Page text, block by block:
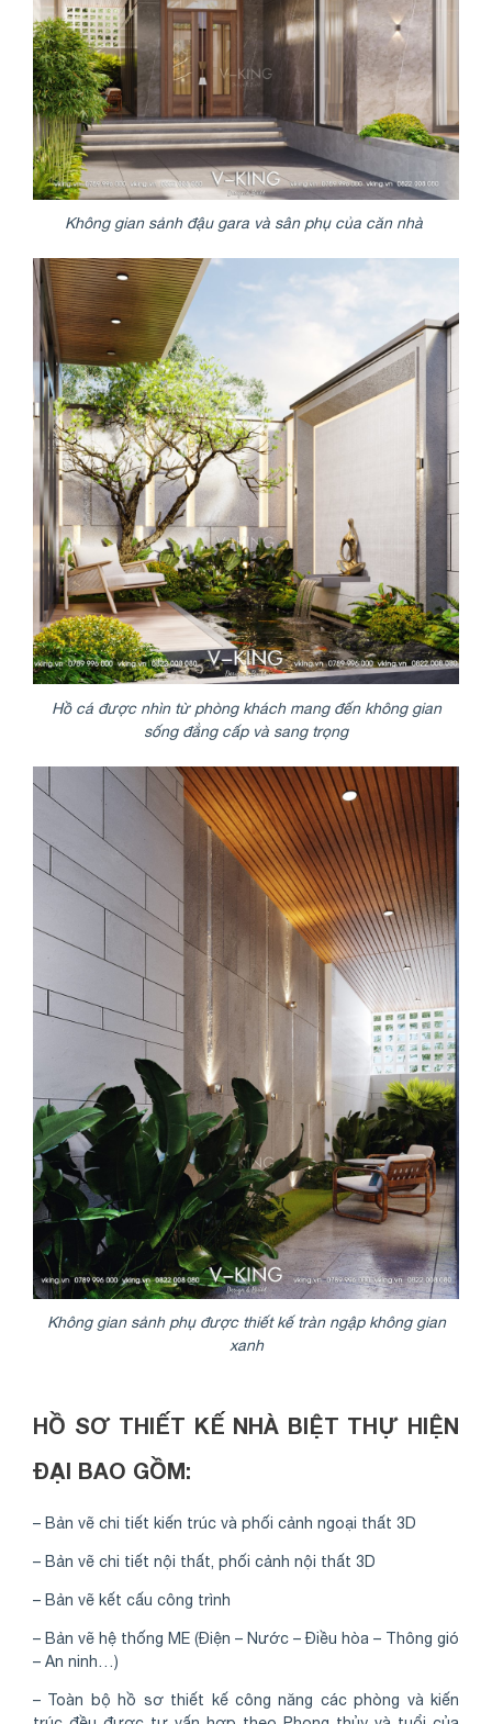
Không gian sảnh đậu gara và sân phụ của căn nhà
Hồ cá được nhìn từ phòng khách mang đến không gian
sống đẳng cấp và sang trọng
Không gian sảnh phụ được thiết kế tràn ngập không gian
xanh
HỒ SƠ THIẾT KẾ NHÀ BIỆT THỰ HIỆN
ĐẠI BAO GỒM:
– Bản vẽ chi tiết kiến trúc và phối cảnh ngoại thất 3D
– Bản vẽ chi tiết nội thất, phối cảnh nội thất 3D
– Bản vẽ kết cấu công trình
– Bản vẽ hệ thống ME (Điện – Nước – Điều hòa – Thông gió
– An ninh…)
– Toàn bộ hồ sơ thiết kế công năng các phòng và kiến